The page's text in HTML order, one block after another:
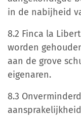
in de nabijheid
8.2 Finca la
worden
aan de grove
eigenaren.
8.3